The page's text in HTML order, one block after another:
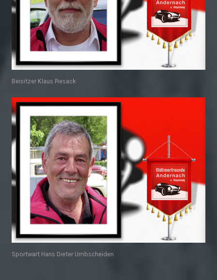
Beisitzer Klaus Piesack
Sportwart Hans Dieter Umbscheiden